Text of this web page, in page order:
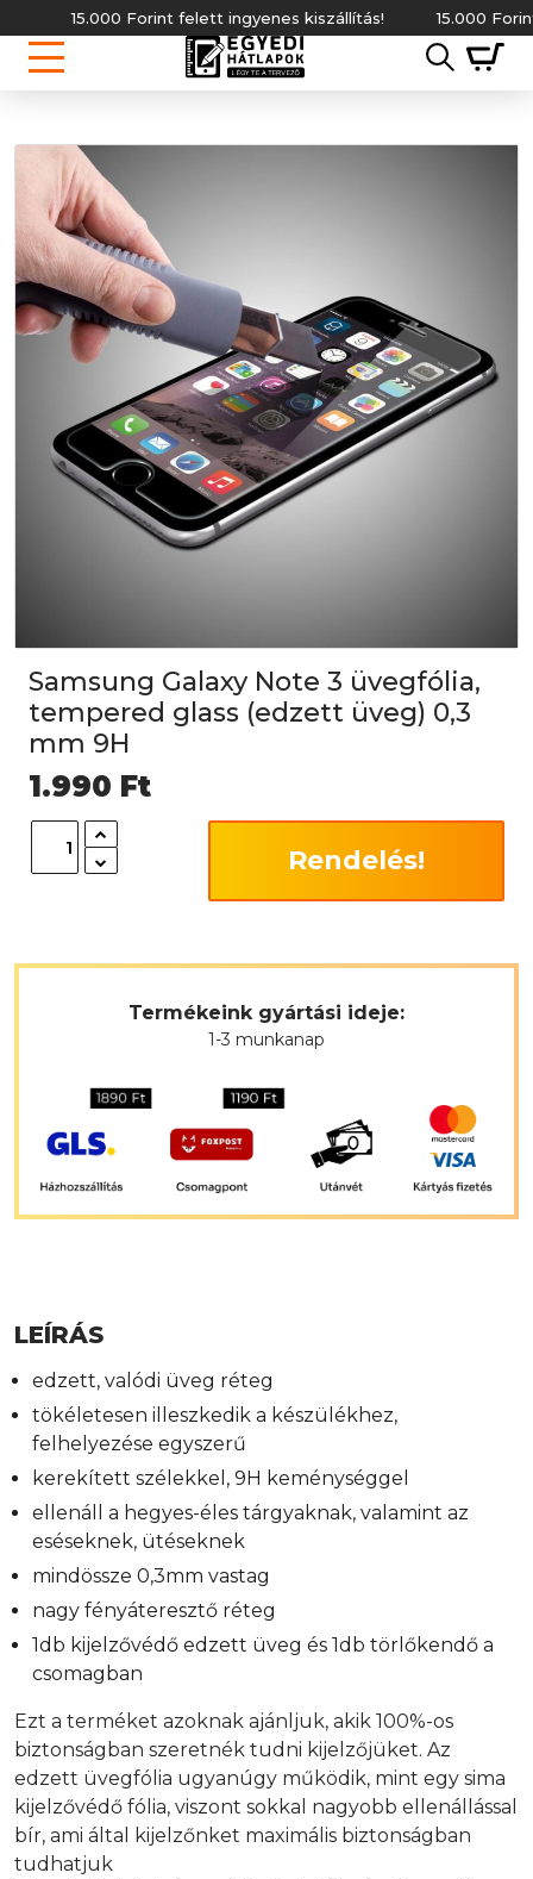
15.000 Forint felett ingyenes kiszállítás! 15.000 Forint
Samsung Galaxy Note 3 üvegfólia,
tempered glass (edzett üveg) 0,3
mm 9H
1.990 Ft
Rendelés!
Termékeink gyártási ideje:
1-3 munkanap
LEÍRÁS
edzett, valódi üveg réteg
tökéletesen illeszkedik a készülékhez,
felhelyezése egyszerű
kerekített szélekkel, 9H keménységgel
ellenáll a hegyes-éles tárgyaknak, valamint az
eséseknek, ütéseknek
mindössze 0,3mm vastag
nagy fényáteresztő réteg
1db kijelzővédő edzett üveg és 1db törlőkendő a
csomagban
Ezt a terméket azoknak ajánljuk, akik 100%-os
biztonságban szeretnék tudni kijelzőjüket. Az
edzett üvegfólia ugyanúgy működik, mint egy sima
kijelzővédő fólia, viszont sokkal nagyobb ellenállással
bír, ami által kijelzőnket maximális biztonságban
tudhatjuk